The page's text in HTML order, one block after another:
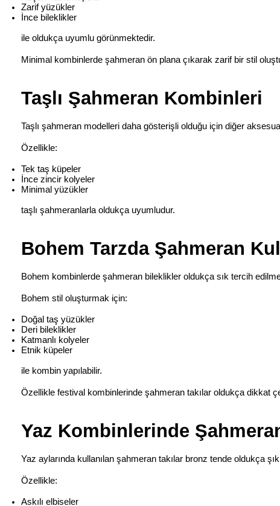
Zarif yüzükler
İnce bileklikler
ile oldukça uyumlu görünmektedir.
Minimal kombinlerde şahmeran ön plana çıkarak zarif bir stil
Taşlı Şahmeran Kombinleri
Taşlı şahmeran modelleri daha gösterişli olduğu için diğer
Özellikle:
Tek taş küpeler
İnce zincir kolyeler
Minimal yüzükler
taşlı şahmeranlarla oldukça uyumludur.
Bohem Tarzda Şahmeran
Bohem kombinlerde şahmeran bileklikler oldukça sık tercih
Bohem stil oluşturmak için:
Doğal taş yüzükler
Deri bileklikler
Katmanlı kolyeler
Etnik küpeler
ile kombin yapılabilir.
Özellikle festival kombinlerinde şahmeran takılar oldukça dikkat
Yaz Kombinlerinde
Yaz aylarında kullanılan şahmeran takılar bronz tende oldukça
Özellikle:
Askılı elbiseler